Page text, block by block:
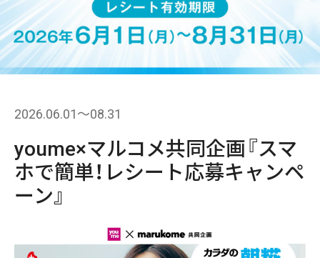
2026.06.01〜08.31
youme×マルコメ共同企画『スマ
ホで簡単！レシート応募キャンペ
ーン』